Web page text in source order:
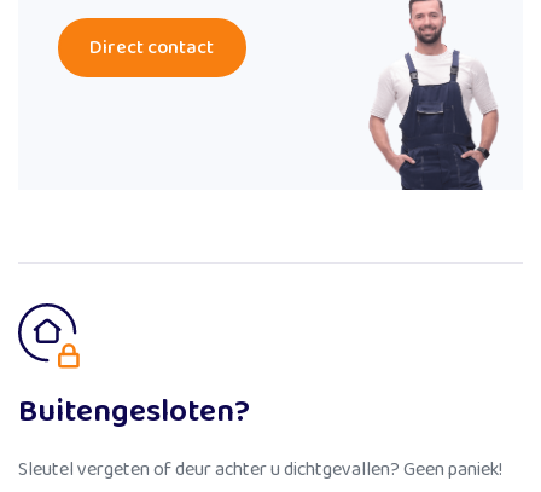
Direct contact
Buitengesloten?
Sleutel vergeten of deur achter u dichtgevallen? Geen paniek!